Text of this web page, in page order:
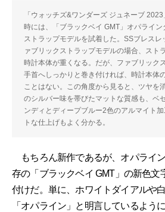
「ウォッチズ&ワンダーズ ジュネーブ
時には、「ブラックベイ GMT」オパライ
ストラップモデルを試着した。SSブレスレ
ァブリックストラップモデルの場合、スト
時計本体が重くなる。だが、ファブリック
手首へしっかりと巻き付ければ、時計本体
ことはない。この角度から見ると、ツヤを
のシルバー味を帯びたマットな質感も、ベ
ンディとディープブルー2色のアルマイト
トな仕上げもよく分かる。
もちろん新作であるが、オパライ
存の「ブラックベイ GMT」の新色文
付けだ。単に、ホワイトダイアルや
「オパライン」と明言しているよう